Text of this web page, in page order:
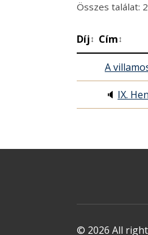
Összes találat:
Díj↕ Cím↕
A
🔈 IX.
© 2026 All